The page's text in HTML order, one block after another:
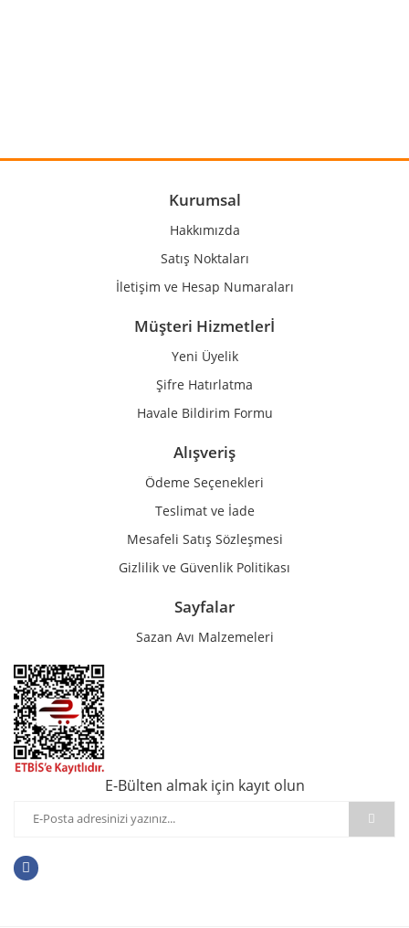
Ürün açıklamasında eksik bilgiler bulunuyor.
Ürün bilgilerinde hatalar bulunuyor.
Gönder
Kurumsal
Hakkımızda
Satış Noktaları
İletişim ve Hesap Numaraları
Müşteri Hizmetlerİ
Yeni Üyelik
Şifre Hatırlatma
Havale Bildirim Formu
Alışveriş
Ödeme Seçenekleri
Teslimat ve İade
Mesafeli Satış Sözleşmesi
Gizlilik ve Güvenlik Politikası
Sayfalar
Sazan Avı Malzemeleri
E-Bülten almak için kayıt olun